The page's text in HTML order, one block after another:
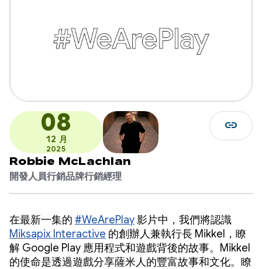
08
12 月
2025
Robbie McLachlan
開發人員行銷品牌行銷經理
link
在最新一集的 #WeArePlay影片中，我們將認識
Miksapix Interactive 的創辦人兼執行長 Mikkel，瞭
解 Google Play 應用程式和遊戲背後的故事。Mikkel
的使命是透過遊戲分享薩米人的豐富故事和文化。瞭